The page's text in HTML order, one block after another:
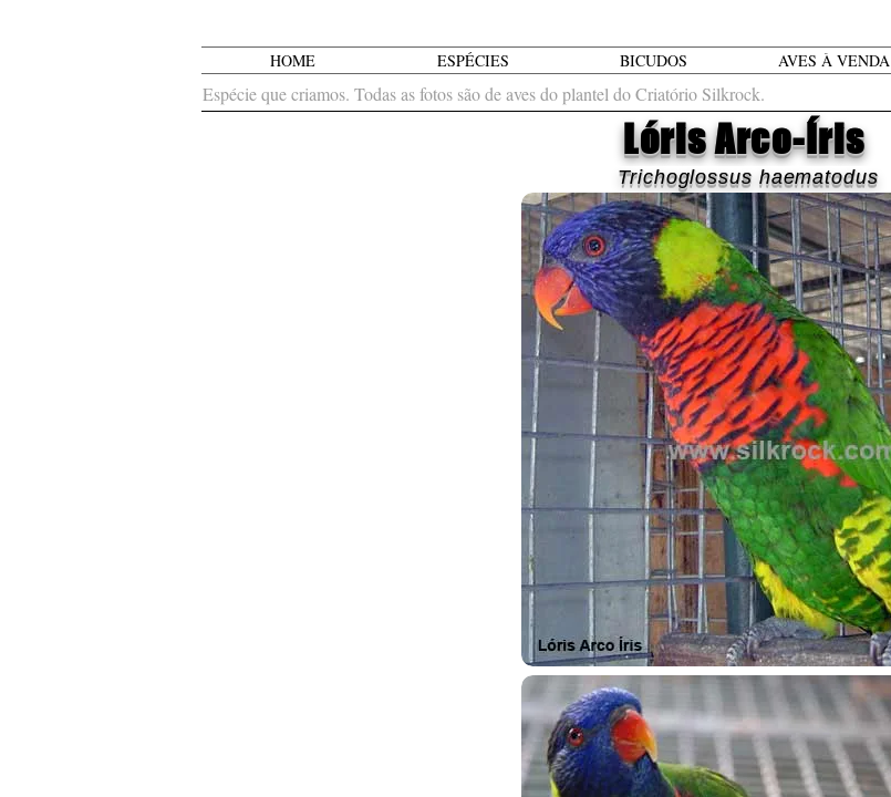
HOME ESPÉCIES BICUDOS AVES À VENDA
Espécie que criamos. Todas as fotos são de aves do plantel do Criatório Silkrock.
Lóris Arco-Íris
Trichoglossus haematodus